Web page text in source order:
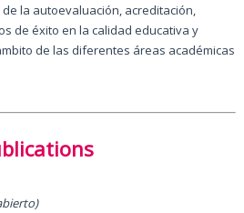
la autoevaluación, acreditación,
de éxito en la calidad educativa y
de las diferentes áreas académicas